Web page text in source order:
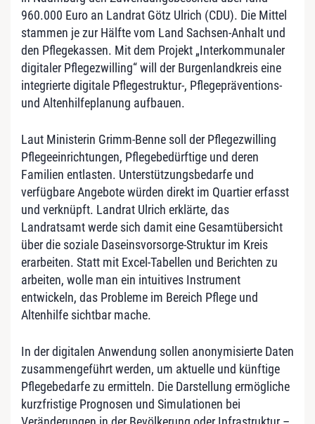
960.000 Euro an Landrat Götz Ulrich (CDU). Die Mittel
stammen je zur Hälfte vom Land Sachsen-Anhalt und
den Pflegekassen. Mit dem Projekt „Interkommunaler
digitaler Pflegezwilling“ will der Burgenlandkreis eine
integrierte digitale Pflegestruktur-, Pflegepräventions-
und Altenhilfeplanung aufbauen.
Laut Ministerin Grimm-Benne soll der Pflegezwilling
Pflegeeinrichtungen, Pflegebedürftige und deren
Familien entlasten. Unterstützungsbedarfe und
verfügbare Angebote würden direkt im Quartier erfasst
und verknüpft. Landrat Ulrich erklärte, das
Landratsamt werde sich damit eine Gesamtübersicht
über die soziale Daseinsvorsorge-Struktur im Kreis
erarbeiten. Statt mit Excel-Tabellen und Berichten zu
arbeiten, wolle man ein intuitives Instrument
entwickeln, das Probleme im Bereich Pflege und
Altenhilfe sichtbar mache.
In der digitalen Anwendung sollen anonymisierte Daten
zusammengeführt werden, um aktuelle und künftige
Pflegebedarfe zu ermitteln. Die Darstellung ermögliche
kurzfristige Prognosen und Simulationen bei